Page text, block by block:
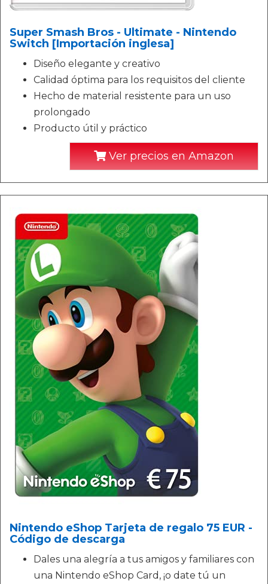
Super Smash Bros - Ultimate - Nintendo
Switch [Importación inglesa]
Diseño elegante y creativo
Calidad óptima para los requisitos del cliente
Hecho de material resistente para un uso
prolongado
Producto útil y práctico
Ver precios en Amazon
Nintendo eShop Tarjeta de regalo 75 EUR -
Código de descarga
Dales una alegría a tus amigos y familiares con
una Nintendo eShop Card, ¡o date tú un